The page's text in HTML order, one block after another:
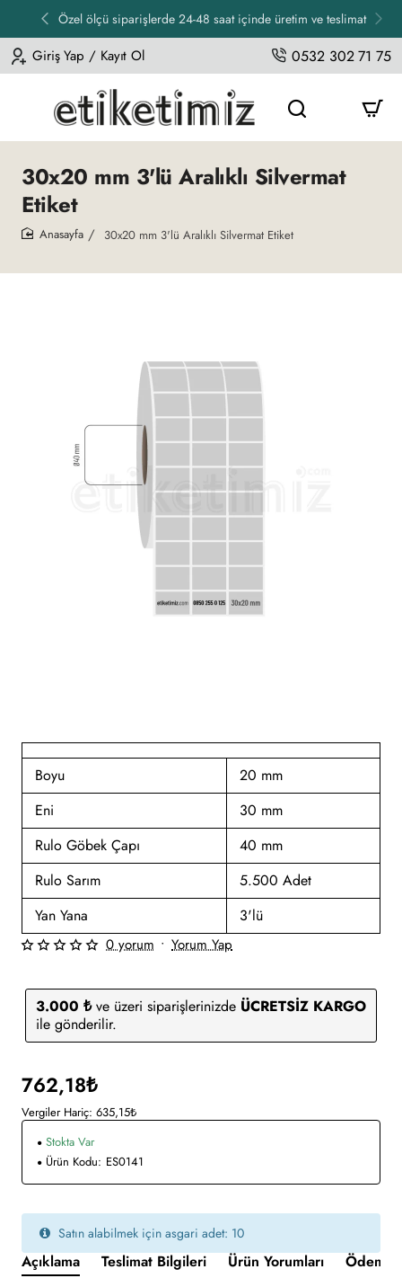
Özel ölçü siparişlerde 24-48 saat içinde üretim ve teslimat
Giriş Yap / Kayıt Ol 0532 302 71 75
30x20 mm 3'lü Aralıklı Silvermat
Etiket
30x20 mm 3'lü Aralıklı Silvermat Etiket
Boyu
20 mm
Eni
30 mm
Rulo Göbek Çapı
40 mm
Rulo Sarım
5.500 Adet
Yan Yana
3'lü
3.000 ₺ve üzeri siparişlerinizde ÜCRETSİZ KARGO
ile gönderilir.
0 yorum • Yorum Yap
762,18₺
Vergiler Hariç: 635,15₺
Stokta Var
Ürün Kodu: ES0141
Satın alabilmek için asgari adet: 10
Açıklama Teslimat Bilgileri Ürün Yorumları Ödeme